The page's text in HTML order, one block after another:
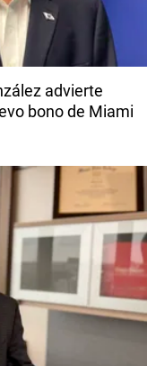
advierte
bono de Miami